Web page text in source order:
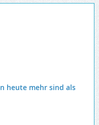
heute mehr sind als